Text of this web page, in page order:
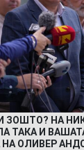
ЗОШТО? НА
ТАКА И
ОЛИВЕР